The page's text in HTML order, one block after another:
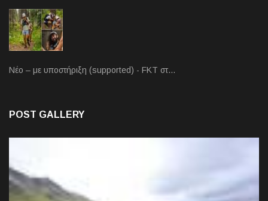
Νέο – με υποστήριξη (supported) - FKT στ…
POST GALLERY